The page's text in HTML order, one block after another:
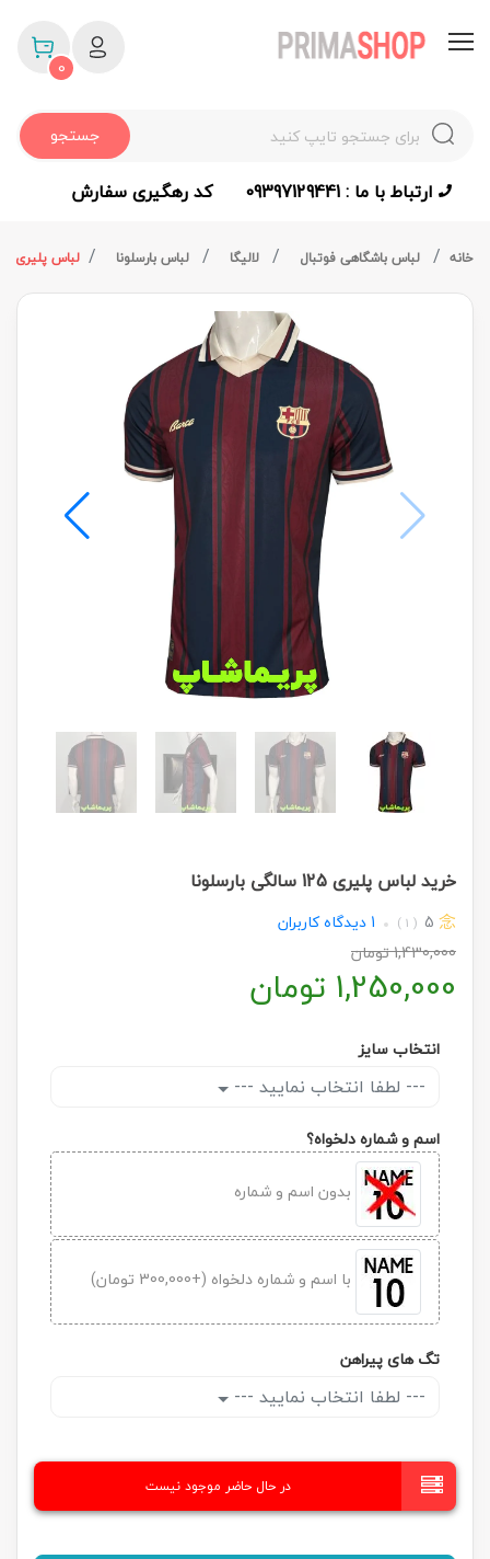
جستجو
0
ارتباط با ما : 09397129441 کد رهگیری سفارش
خانه لباس باشگاهی فوتبال لالیگا لباس بارسلونا لباس پلیری 125 سالگی بارسلونا
خرید لباس پلیری 125 سالگی بارسلونا
5
( 1 )
1 دیدگاه کاربران
1,430,000تومان
1,250,000 تومان
انتخاب سایز
--- لطفا انتخاب نمایید ---
اسم و شماره دلخواه؟
بدون اسم و شماره
با اسم و شماره دلخواه (+300,000 تومان)
تگ های پیراهن
--- لطفا انتخاب نمایید ---
در حال حاضر موجود نیست